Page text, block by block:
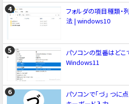
フォルダの項目種類
法 | windows10
パソコンの型番はどこ
Windows11
パソコンで「づ」 つ